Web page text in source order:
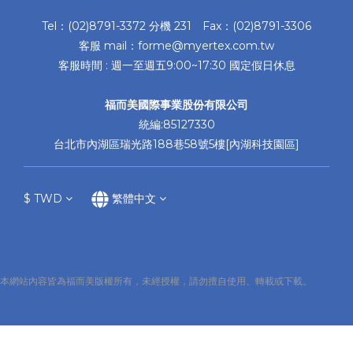
Tel：(02)8791-3372 分機 231 Fax：(02)8791-3306
客服 mail：forme@myertex.com.tw
客服時間 : 週一至週五9:00~17:30 國定假日休息
福而美國際事業股份有限公司
統編:85127330
台北市內湖區瑞光路188巷58號5樓[內湖科技園區]
$ TWD 繁體中文
本網站內容皆為福而美版權所有，未經授權，請勿擅自使用、轉載或下載。